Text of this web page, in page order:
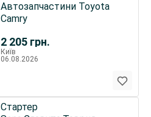
2 205 грн.
Автозапчастини Toyota
Camry
Київ
06.08.2026
Стартер